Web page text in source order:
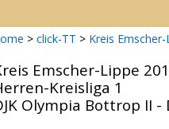
> click-TT > Kreis
Emscher-Lippe
Kreisliga 1
Olympia Bottrop II